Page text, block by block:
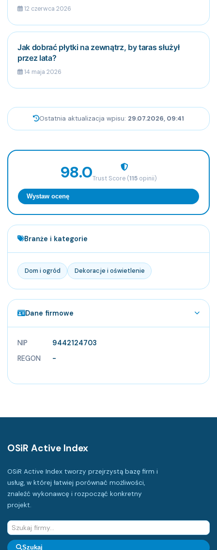
12 czerwca 2026
Jak dobrać płytki na zewnątrz, by taras służył
przez lata?
14 maja 2026
Ostatnia aktualizacja wpisu: 29.07.2026, 09:41
98.0Trust Score (115opinii)
Wystaw ocenę
Branże i kategorie
Dom i ogród Dekoracje i oświetlenie
Dane firmowe
NIP
9442124703
REGON
-
OSiR Active Index
OSiR Active Index tworzy przejrzystą bazę firm i
usług, w której łatwiej porównać możliwości,
znaleźć wykonawcę i rozpocząć konkretny
projekt.
Szukaj